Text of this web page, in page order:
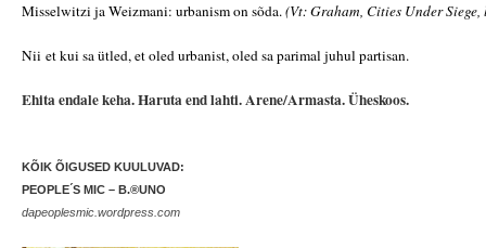
Misselwitzi ja Weizmani: urbanism on sõda.(Vt: Graham, Cities Under Siege,
Nii et kui sa ütled, et oled urbanist, oled sa parimal juhul partisan.
Ehita endale keha. Haruta end lahti. Arene/Armasta. Üheskoos.
KÕIK ÕIGUSED KUULUVAD:
PEOPLE ́S MIC – B.®UNO
dapeoplesmic.wordpress.com